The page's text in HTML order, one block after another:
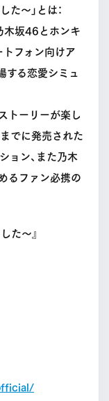
～」とは：
木坂46とホンキ
トフォン向けア
する恋愛シミュ
トーリーが楽し
でに発売された
ョン、また乃木
るファン必携の
た～』